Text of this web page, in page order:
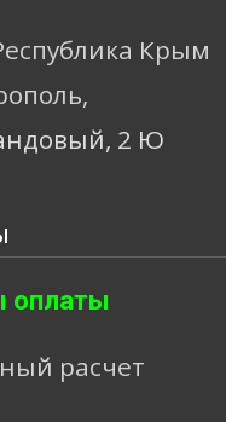
Крым
2 Ю
оплаты
расчет